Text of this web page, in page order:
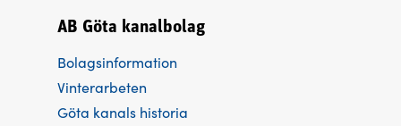
AB Göta kanalbolag
Bolagsinformation
Vinterarbeten
Göta kanals historia